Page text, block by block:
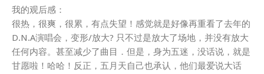
我的观后感：
很热，很爽，很累，有点失望！感觉就是好像再重看了去年的
D.N.A演唱会，变形/放大? 只不过是放大了场地，并没有放大
任何内容。甚至减少了曲目．但是，身为五迷，没话说，就是
甘愿啦！哈哈！反正，五月天自己也承认，他们最爱说大话